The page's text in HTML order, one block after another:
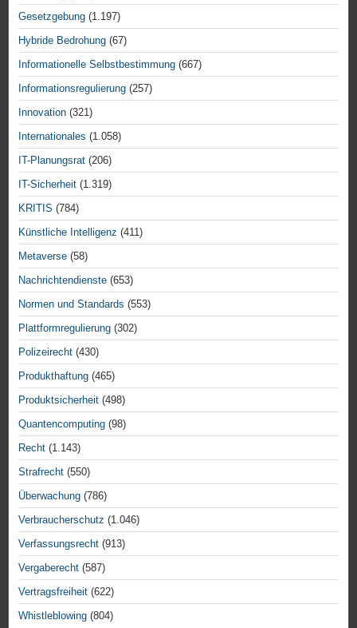
Gesetzgebung (1.197)
Hybride Bedrohung (67)
Informationelle Selbstbestimmung (667)
Informationsregulierung (257)
Innovation (321)
Internationales (1.058)
IT-Planungsrat (206)
IT-Sicherheit (1.319)
KRITIS (784)
Künstliche Intelligenz (411)
Metaverse (58)
Nachrichtendienste (653)
Normen und Standards (553)
Plattformregulierung (302)
Polizeirecht (430)
Produkthaftung (465)
Produktsicherheit (498)
Quantencomputing (98)
Recht (1.143)
Strafrecht (550)
Überwachung (786)
Verbraucherschutz (1.046)
Verfassungsrecht (913)
Vergaberecht (587)
Vertragsfreiheit (622)
Whistleblowing (804)